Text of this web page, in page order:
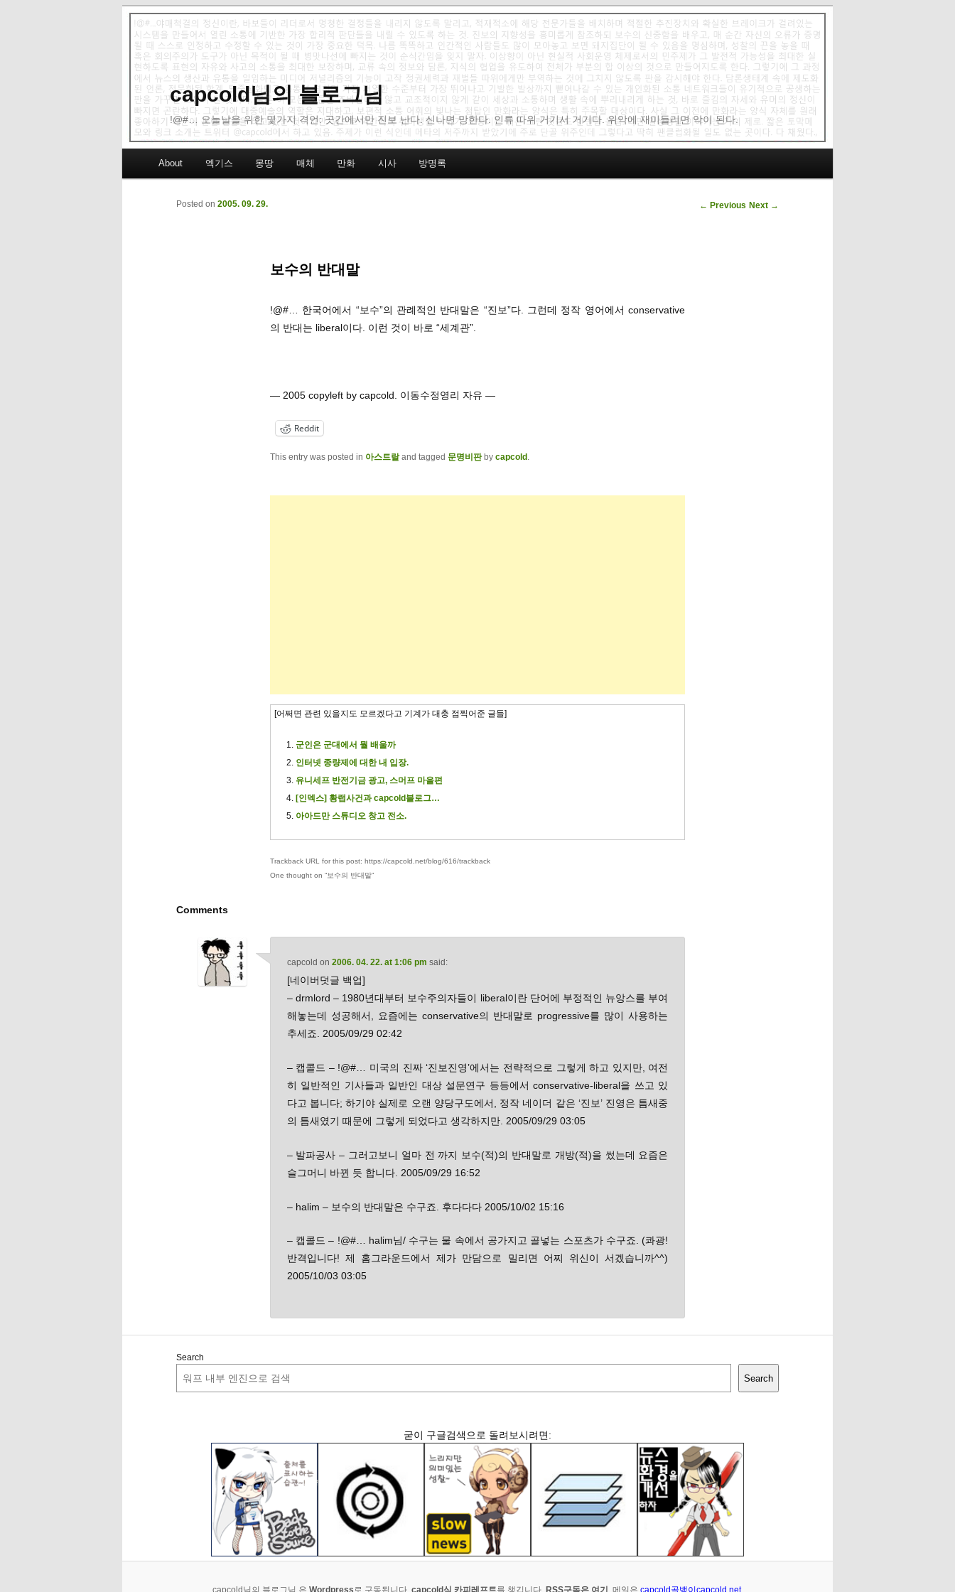
capcold님의 블로그님
!@#… 오늘날을 위한 몇가지 격언: 곳간에서만 진보 난다. 신나면 망한다. 인류 따위 거기서 거기다. 위악에 재미들리면 악이 된다.
Skip to primary content
Skip to secondary content
About 엑기스 몽땅 매체 만화 시사 방명록
Post navigation
← Previous Next →
보수의 반대말
Posted on 2005. 09. 29.
!@#… 한국어에서 “보수”의 관례적인 반대말은 “진보”다. 그런데 정작 영어에서 conservative
의 반대는 liberal이다. 이런 것이 바로 “세계관”.
— 2005 copyleft by capcold. 이동수정영리 자유 —
Reddit
This entry was posted in 아스트랄and tagged 문명비판by capcold .
[어쩌면 관련 있을지도 모르겠다고 기계가 대충 점찍어준 글들]
군인은 군대에서 뭘 배울까
인터넷 종량제에 대한 내 입장.
유니세프 반전기금 광고, 스머프 마을편
[인덱스] 황랩사건과 capcold블로그…
아아드만 스튜디오 창고 전소.
Trackback URL for this post: https://capcold.net/blog/616/trackback
One thought on “보수의 반대말”
Comments
capcold on 2006. 04. 22. at 1:06 pm said:
[네이버덧글 백업]
– drmlord – 1980년대부터 보수주의자들이 liberal이란 단어에 부정적인 뉴앙스를 부여
해놓는데 성공해서, 요즘에는 conservative의 반대말로 progressive를 많이 사용하는
추세죠. 2005/09/29 02:42
– 캡콜드 – !@#… 미국의 진짜 ‘진보진영’에서는 전략적으로 그렇게 하고 있지만, 여전
히 일반적인 기사들과 일반인 대상 설문연구 등등에서 conservative-liberal을 쓰고 있
다고 봅니다; 하기야 실제로 오랜 양당구도에서, 정작 네이더 같은 ‘진보’ 진영은 틈새중
의 틈새였기 때문에 그렇게 되었다고 생각하지만. 2005/09/29 03:05
– 발파공사 – 그러고보니 얼마 전 까지 보수(적)의 반대말로 개방(적)을 썼는데 요즘은
슬그머니 바뀐 듯 합니다. 2005/09/29 16:52
– halim – 보수의 반대말은 수구죠. 후다다다 2005/10/02 15:16
– 캡콜드 – !@#… halim님/ 수구는 물 속에서 공가지고 골넣는 스포츠가 수구죠. (콰광!
반격입니다! 제 홈그라운드에서 제가 만담으로 밀리면 어찌 위신이 서겠습니까^^)
2005/10/03 03:05
Search
Search
굳이 구글검색으로 돌려보시려면:
capcold님의 블로그님 은 Wordpress 로 구동됩니다. capcold식 카피레프트를 챙깁니다. RSS구독은 여기 . 메일은 capcold골뱅이capcold.net.